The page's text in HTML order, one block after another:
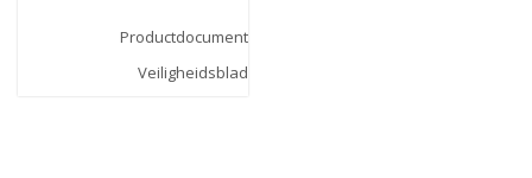
Productdocument
Veiligheidsblad